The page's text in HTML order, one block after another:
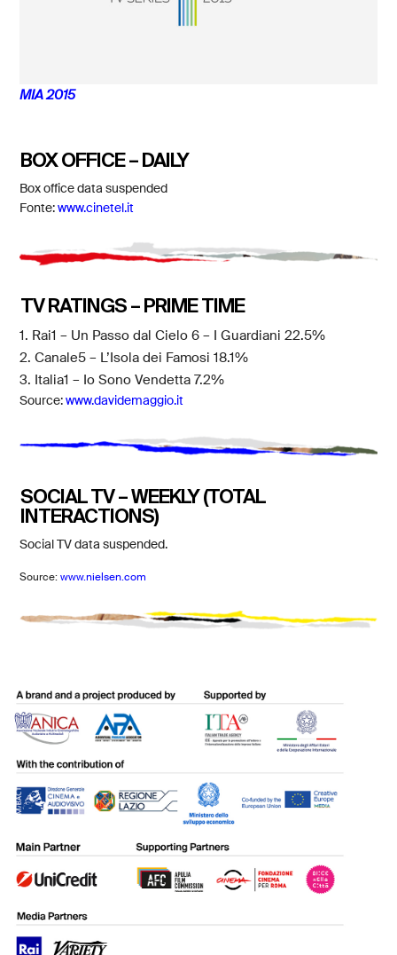
MIA 2015
BOX OFFICE – DAILY
Box office data suspended
Fonte:www.cinetel.it
TV RATINGS – PRIME TIME
1. Rai1 – Un Passo dal Cielo 6 – I Guardiani 22.5%
2. Canale5 – L’Isola dei Famosi 18.1%
3. Italia1 – Io Sono Vendetta 7.2%
Source:www.davidemaggio.it
SOCIAL TV – WEEKLY (TOTAL
INTERACTIONS)
Social TV data suspended.
Source:www.nielsen.com